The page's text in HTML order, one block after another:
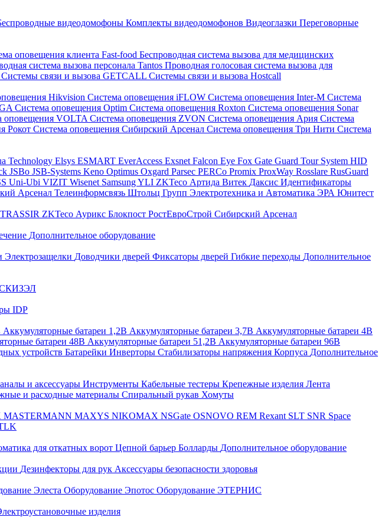
видеодомофоны Комплекты видеодомофонов Видеоглазки Переговорные
оповещения клиента Fast-food Беспроводная система вызова для медицинских
система вызова персонала Tantos Проводная голосовая система вызова для
Системы связи и вызова GETCALL Системы связи и вызова Hostcall
Hikvision Система оповещения iFLOW Система оповещения Inter-M Система
Система оповещения Optim Система оповещения Roxton Система оповещения Sonar
оповещения VOLTA Система оповещения ZVON Система оповещения Ария Система
Рокот Система оповещения Сибирский Арсенал Система оповещения Три Нити Система
Technology Elsys ESMART EverAccess Exsnet Falcon Eye Fox Gate Guard Tour System HID
JSBo JSB-Systems Keno Optimus Oxgard Parsec PERCo Promix ProxWay Rosslare RusGuard
Uni-Ubi VIZIT Wisenet SamsungYLI ZKTeco Артида Витек Даксис Идентификаторы
Арсенал Телеинформсвязь Штольц Групп Электротехника и Автоматика ЭРА Юнитест
TRASSIR ZKTeco Аурикс Блокпост РостЕвроСтрой Сибирский Арсенал
Дополнительное оборудование
Электрозащелки Доводчики дверей Фиксаторы дверей Гибкие переходы Дополнительное
IDP
Аккумуляторные батареи 1,2В Аккумуляторные батареи 3,7В Аккумуляторные батареи 4В
батареи 48В Аккумуляторные батареи 51,2В Аккумуляторные батареи 96В
устройств Батарейки Инверторы Стабилизаторы напряжения Корпуса Дополнительное
и аксессуары Инструменты Кабельные тестеры Крепежные изделия Лента
и расходные материалы Спиральный рукав Хомуты
MASTERMANN MAXYS NIKOMAX NSGate OSNOVO REM Rexant SLT SNR Space
для откатных ворот Цепной барьер Болларды Дополнительное оборудование
Дезинфекторы для рук Аксессуары безопасности здоровья
Элеста Оборудование Эпотос Оборудование ЭТЕРНИС
изделия